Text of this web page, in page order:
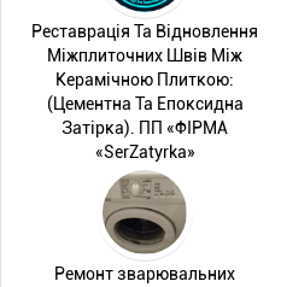
Реставрація Та Відновлення
Міжплиточних Швів Між
Керамічною Плиткою:
(Цементна Та Епоксидна
Затірка). ПП «ФІРМА
«SerZatyrka»
Ремонт зварювальних